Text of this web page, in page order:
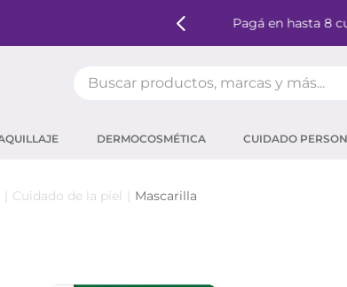
Pagá en hasta 8
DERMOCOSMÉTICA CUIDADO
Cuidado de la piel Mascarilla